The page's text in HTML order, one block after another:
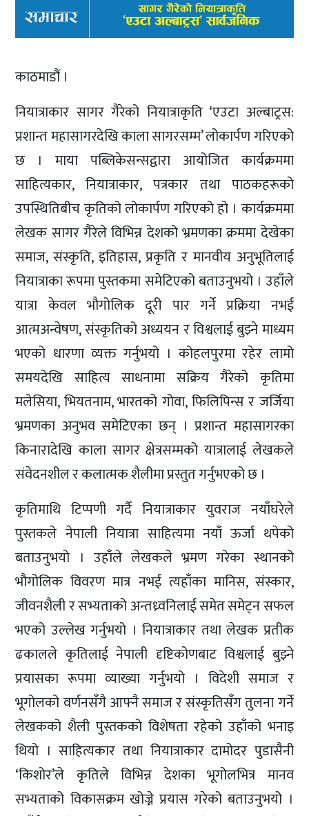
काठमाडौं ।
नियात्राकार सागर गैरेको नियात्राकृति ‘एउटा अल्बाट्रस:
प्रशान्त महासागरदेखि काला सागरसम्म’ लोकार्पण गरिएको
छ । माया पब्लिकेसन्सद्वारा आयोजित कार्यक्रममा
साहित्यकार, नियात्राकार, पत्रकार तथा पाठकहरूको
उपस्थितिबीच कृतिको लोकार्पण गरिएको हो । कार्यक्रममा
लेखक सागर गैरेले विभिन्न देशको भ्रमणका क्रममा देखेका
समाज, संस्कृति, इतिहास, प्रकृति र मानवीय अनुभूतिलाई
नियात्राका रूपमा पुस्तकमा समेटिएको बताउनुभयो । उहाँले
यात्रा केवल भौगोलिक दूरी पार गर्ने प्रक्रिया नभई
आत्मअन्वेषण, संस्कृतिको अध्ययन र विश्वलाई बुझ्ने माध्यम
भएको धारणा व्यक्त गर्नुभयो । कोहलपुरमा रहेर लामो
समयदेखि साहित्य साधनामा सक्रिय गैरेको कृतिमा
मलेसिया, भियतनाम, भारतको गोवा, फिलिपिन्स र जर्जिया
भ्रमणका अनुभव समेटिएका छन् । प्रशान्त महासागरका
किनारादेखि काला सागर क्षेत्रसम्मको यात्रालाई लेखकले
संवेदनशील र कलात्मक शैलीमा प्रस्तुत गर्नुभएको छ ।
कृतिमाथि टिप्पणी गर्दै नियात्राकार युवराज नयाँघरेले
पुस्तकले नेपाली नियात्रा साहित्यमा नयाँ ऊर्जा थपेको
बताउनुभयो । उहाँले लेखकले भ्रमण गरेका स्थानको
भौगोलिक विवरण मात्र नभई त्यहाँका मानिस, संस्कार,
जीवनशैली र सभ्यताको अन्तध्र्वनिलाई समेत समेट्न सफल
भएको उल्लेख गर्नुभयो । नियात्राकार तथा लेखक प्रतीक
ढकालले कृतिलाई नेपाली दृष्टिकोणबाट विश्वलाई बुझ्ने
प्रयासका रूपमा व्याख्या गर्नुभयो । विदेशी समाज र
भूगोलको वर्णनसँगै आफ्नै समाज र संस्कृतिसँग तुलना गर्ने
लेखकको शैली पुस्तकको विशेषता रहेको उहाँको भनाइ
थियो । साहित्यकार तथा नियात्राकार दामोदर पुडासैनी
‘किशोर’ले कृतिले विभिन्न देशका भूगोलभित्र मानव
सभ्यताको विकासक्रम खोज्ने प्रयास गरेको बताउनुभयो ।